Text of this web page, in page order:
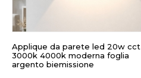
Applique da parete led 20w cct
3000k 4000k moderna foglia
argento biemissione